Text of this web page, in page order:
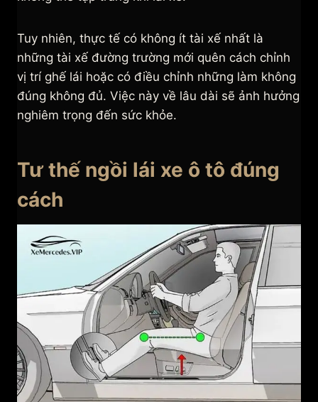
Tuy nhiên, thực tế có không ít tài xế nhất là
những tài xế đường trường mới quên cách chỉnh
vị trí ghế lái hoặc có điều chỉnh những làm không
đúng không đủ. Việc này về lâu dài sẽ ảnh hưởng
nghiêm trọng đến sức khỏe.
Tư thế ngồi lái xe ô tô đúng
cách